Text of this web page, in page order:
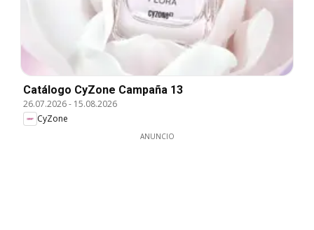
Catálogo CyZone Campaña 13
26.07.2026- 15.08.2026
CyZone
ANUNCIO